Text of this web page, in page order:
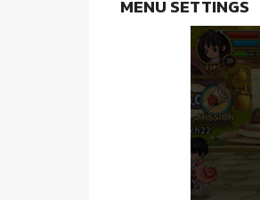
MENU SETTINGS